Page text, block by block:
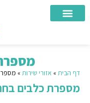
דף הבית» אזורי שירות»
מספרת כלבים